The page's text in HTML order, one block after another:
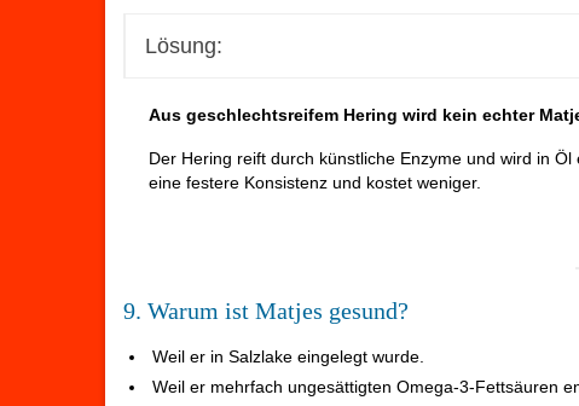
Lösung:
Aus geschlechtsreifem Hering wird kein echter
Der Hering reift durch künstliche Enzyme und wird in Öl
eine festere Konsistenz und kostet weniger.
9. Warum ist Matjes gesund?
Weil er in Salzlake eingelegt wurde.
Weil er mehrfach ungesättigten Omega-3-Fettsäuren